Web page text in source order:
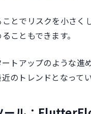
とでリスクを小さく
こともできます。
トアップのような進
のトレンドとなってい